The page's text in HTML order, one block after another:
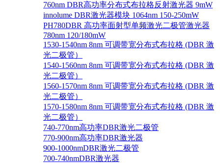
760nm DBR高功率分布式布拉格反射激光器 9mW
innolume DBR激光器模块 1064nm 150-250mW
PH780DBR 高功率面射型单频激光二极管激光器
780nm 120/180mW
1530-1540nm 8nm 可调带宽分布式布拉格 (DBR 激
光二极管）
1540-1560nm 8nm 可调带宽分布式布拉格 (DBR 激
光二极管）
1560-1570nm 8nm 可调带宽分布式布拉格 (DBR 激
光二极管）
1570-1580nm 8nm 可调带宽分布式布拉格 (DBR 激
光二极管）
740-770nm高功率DBR激光二极管
770-900nm高功率DBR激光器
900-1000nmDBR激光二极管
700-740nmDBR激光器